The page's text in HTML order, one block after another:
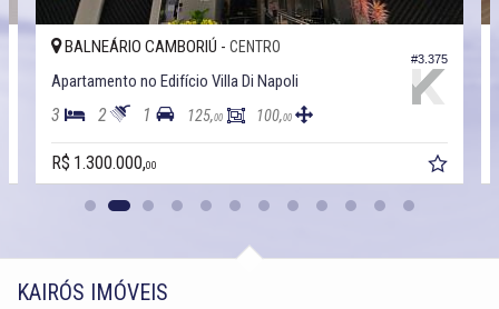
#3.375
BALNEÁRIO CAMBORIÚ - CENTRO
Apartamento no Edifício Villa Di Napoli
3 2 1 125,00 100,00
R$ 1.300.000,00
KAIRÓS IMÓVEIS